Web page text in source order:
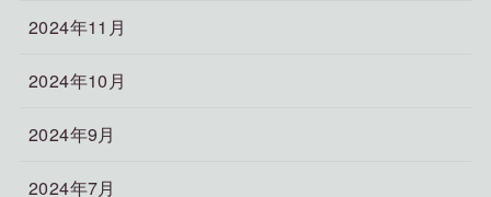
2024年11月
2024年10月
2024年9月
2024年7月